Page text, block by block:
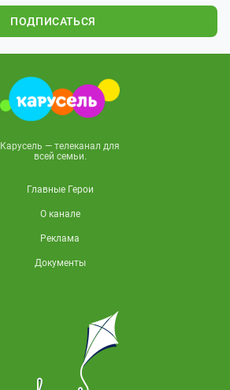
ПОДПИСАТЬСЯ
Карусель — телеканал для
всей семьи.
Главные Герои
О канале
Реклама
Документы